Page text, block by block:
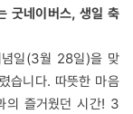
굿네이버스, 생일 축
일(3월 28일)을 맞
습니다. 따뜻한 마음
의 즐거웠던 시간! 3